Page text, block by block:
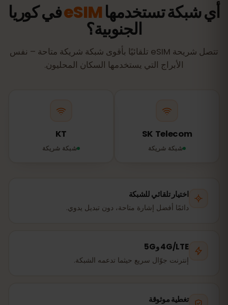
أي شبكة تستخدمهاeSIMفي كوريا
الجنوبية؟
تتصل شريحة eSIM تلقائيًا بأقوى شبكة شريكة متاحة – نفس
الأبراج التي يستخدمها السكان المحليون.
SK Telecom
شبكة شريكة
KT
شبكة شريكة
اختيار تلقائي للشبكة
دائمًا أفضل إشارة متاحة، دون تبديل يدوي.
4G/LTE و5G
إنترنت جوّال سريع حيثما تدعمه الشبكة.
تغطية موثوقة